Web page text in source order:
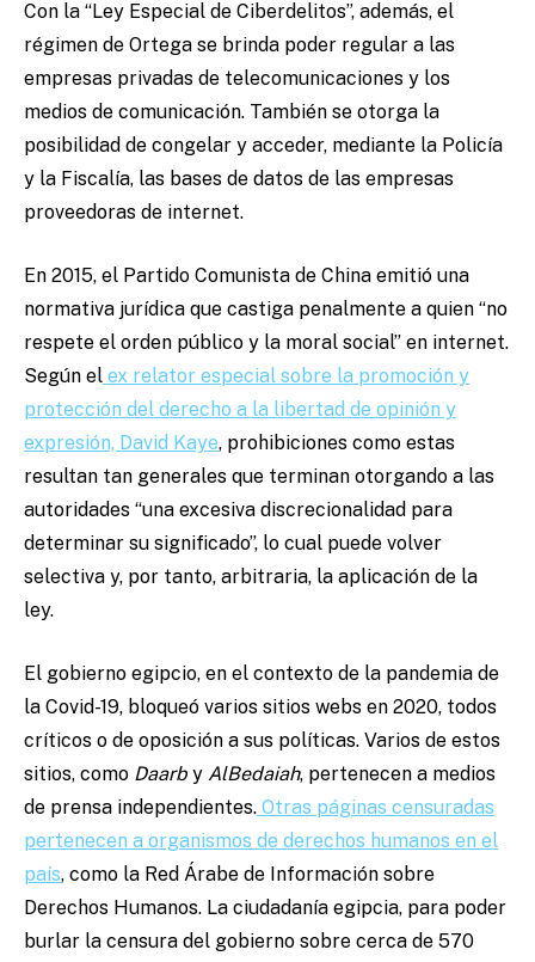
Con la “Ley Especial de Ciberdelitos”, además, el
régimen de Ortega se brinda poder regular a las
empresas privadas de telecomunicaciones y los
medios de comunicación. También se otorga la
posibilidad de congelar y acceder, mediante la Policía
y la Fiscalía, las bases de datos de las empresas
proveedoras de internet.
En 2015, el Partido Comunista de China emitió una
normativa jurídica que castiga penalmente a quien “no
respete el orden público y la moral social” en internet.
Según el ex relator especial sobre la promoción y
protección del derecho a la libertad de opinión y
expresión, David Kaye, prohibiciones como estas
resultan tan generales que terminan otorgando a las
autoridades “una excesiva discrecionalidad para
determinar su significado”, lo cual puede volver
selectiva y, por tanto, arbitraria, la aplicación de la
ley.
El gobierno egipcio, en el contexto de la pandemia de
la Covid-19, bloqueó varios sitios webs en 2020, todos
críticos o de oposición a sus políticas. Varios de estos
sitios, como Daarb y AlBedaiah, pertenecen a medios
de prensa independientes. Otras páginas censuradas
pertenecen a organismos de derechos humanos en el
país, como la Red Árabe de Información sobre
Derechos Humanos. La ciudadanía egipcia, para poder
burlar la censura del gobierno sobre cerca de 570